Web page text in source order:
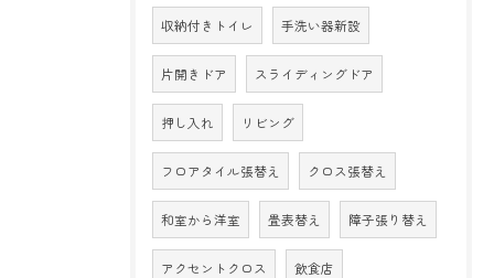
収納付きトイレ 手洗い器新設
片開きドア スライディングドア
押し入れ リビング
フロアタイル張替え クロス張替え
和室から洋室 畳表替え 障子張り替え
アクセントクロス 飲食店